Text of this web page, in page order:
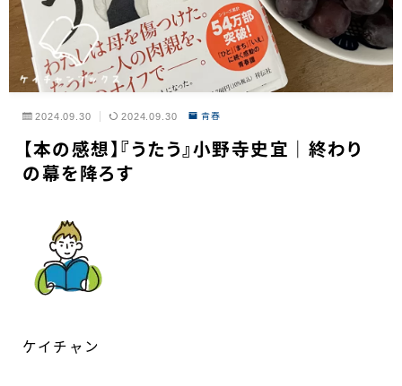
2024.09.30 2024.09.30 青春
【本の感想】『うたう』小野寺史宜｜終わり
の幕を降ろす
ケイチャン